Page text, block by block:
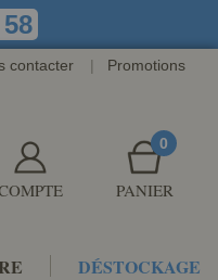
contacter | Promotions
0
PANIER
DÉSTOCKAGE